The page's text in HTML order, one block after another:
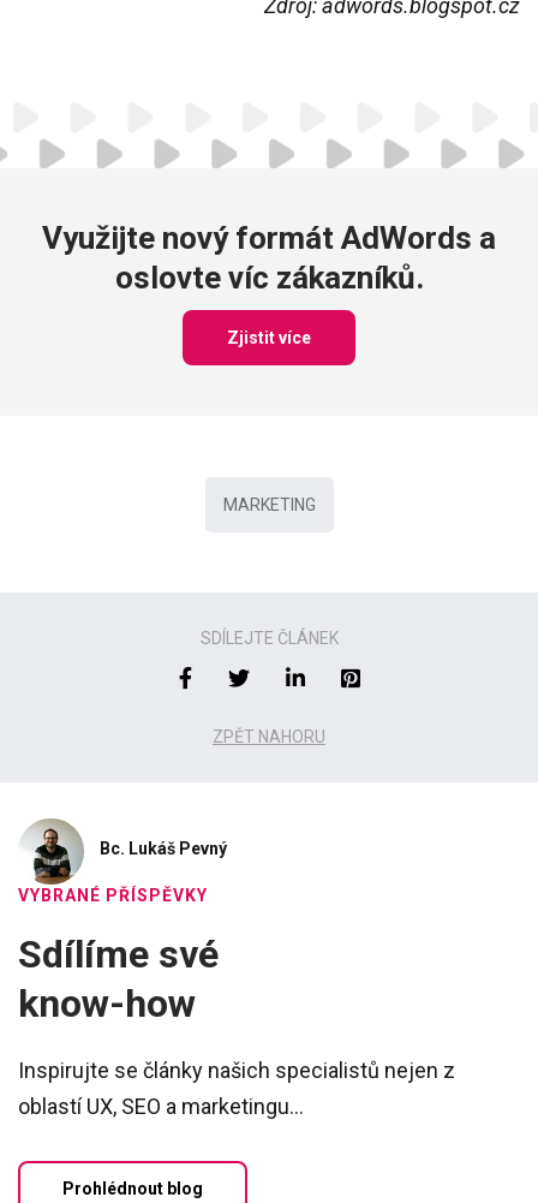
Zdroj: adwords.blogspot.cz
Využijte nový formát AdWords a
oslovte víc zákazníků.
Zjistit více
MARKETING
SDÍLEJTE ČLÁNEK
ZPĚT NAHORU
Bc. Lukáš Pevný
VYBRANÉ PŘÍSPĚVKY
Sdílíme své
know-how
Inspirujte se články našich specialistů nejen z
oblastí UX, SEO a marketingu...
Prohlédnout blog